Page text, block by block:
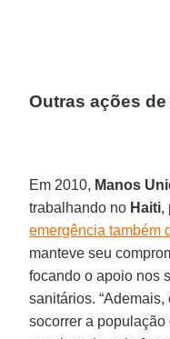
Outras ações
Em 2010, Manos
trabalhando no Haiti,
emergência também
manteve seu
focando o apoio nos
sanitários.
socorrer a